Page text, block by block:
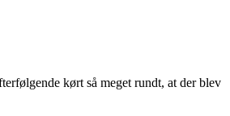
kørt så meget rundt, at der blev